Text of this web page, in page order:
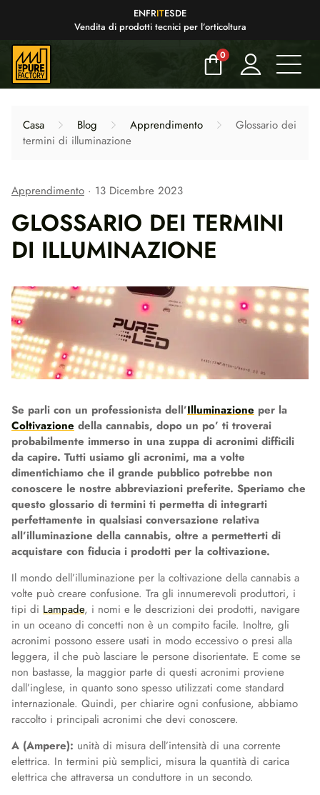
ENFRITESDE
Vendita di prodotti tecnici per l’orticoltura
0
Casa Blog Apprendimento
Glossario dei
termini di illuminazione
Apprendimento 13 Dicembre 2023
GLOSSARIO DEI TERMINI
DI ILLUMINAZIONE
Se parli con un professionista dell’Illuminazione per la
Coltivazione della cannabis, dopo un po’ ti troverai
probabilmente immerso in una zuppa di acronimi difficili
da capire. Tutti usiamo gli acronimi, ma a volte
dimentichiamo che il grande pubblico potrebbe non
conoscere le nostre abbreviazioni preferite. Speriamo che
questo glossario di termini ti permetta di integrarti
perfettamente in qualsiasi conversazione relativa
all’illuminazione della cannabis, oltre a permetterti di
acquistare con fiducia i prodotti per la coltivazione.
Il mondo dell’illuminazione per la coltivazione della cannabis a
volte può creare confusione. Tra gli innumerevoli produttori, i
tipi di Lampade, i nomi e le descrizioni dei prodotti, navigare
in un oceano di concetti non è un compito facile. Inoltre, gli
acronimi possono essere usati in modo eccessivo o presi alla
leggera, il che può lasciare le persone disorientate. E come se
non bastasse, la maggior parte di questi acronimi proviene
dall’inglese, in quanto sono spesso utilizzati come standard
internazionale. Quindi, per chiarire ogni confusione, abbiamo
raccolto i principali acronimi che devi conoscere.
A (Ampere): unità di misura dell’intensità di una corrente
elettrica. In termini più semplici, misura la quantità di carica
elettrica che attraversa un conduttore in un secondo.